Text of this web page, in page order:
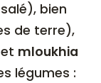
bien
de terre),
mloukhia
légumes :